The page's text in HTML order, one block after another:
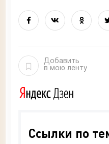
Добавить
в мою ленту
Ссылки по